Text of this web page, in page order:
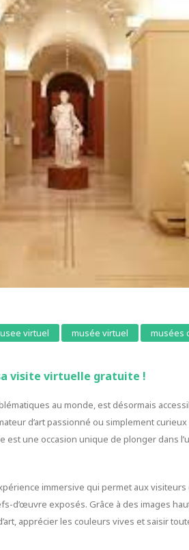
virtuel musée virtuel musées
visite virtuelle gratuite !
au monde, est désormais
d’art passionné ou simplement
est une occasion unique de plonger dans
immersive qui permet aux
d’œuvre exposés. Grâce à des images
apprécier les couleurs vives et saisir